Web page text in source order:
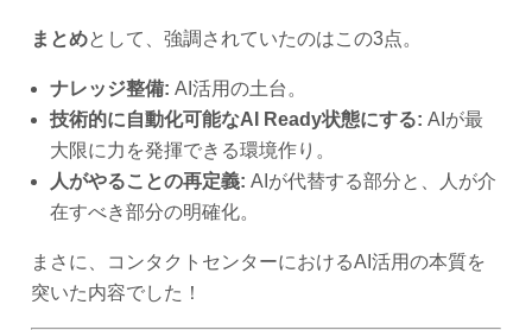
まとめとして、強調されていたのはこの3点。
ナレッジ整備: AI活用の土台。
技術的に自動化可能なAI Ready状態にする: AIが最
大限に力を発揮できる環境作り。
人がやることの再定義: AIが代替する部分と、人が介
在すべき部分の明確化。
まさに、コンタクトセンターにおけるAI活用の本質を
突いた内容でした！